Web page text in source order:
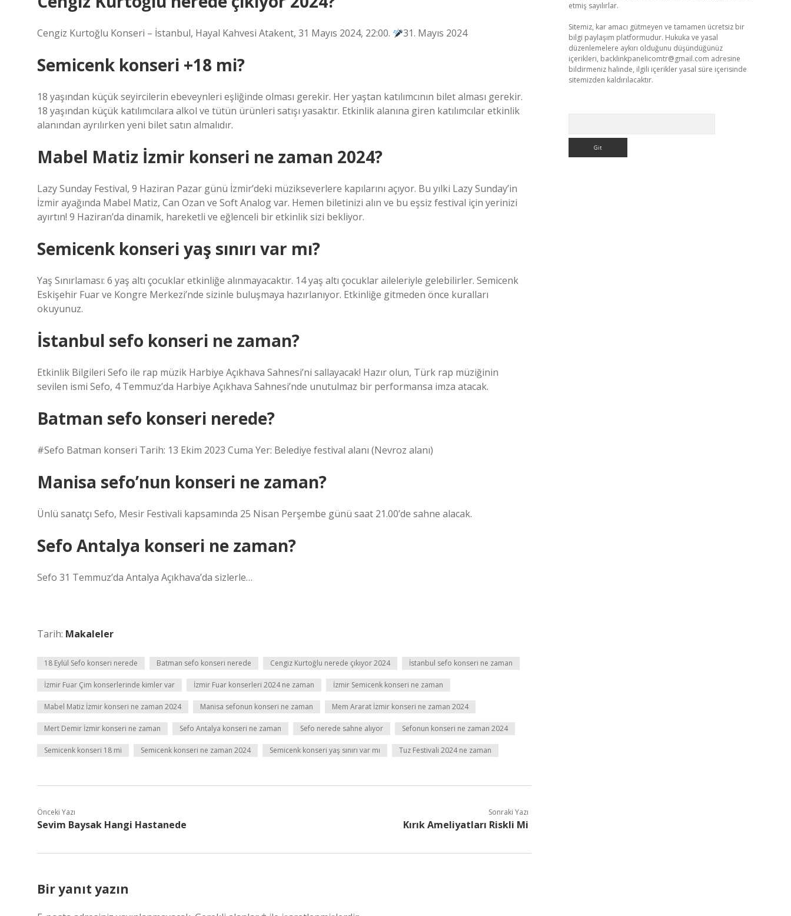
Cengiz Kurtoğlu Konseri – İstanbul, Hayal Kahvesi Atakent, 31 Mayıs 2024, 22:00. 31. Mayıs 2024
Semicenk konseri +18 mi?
18 yaşından küçük seyircilerin ebeveynleri eşliğinde olması gerekir. Her yaştan katılımcının bilet alması gerekir.
18 yaşından küçük katılımcılara alkol ve tütün ürünleri satışı yasaktır. Etkinlik alanına giren katılımcılar etkinlik
alanından ayrılırken yeni bilet satın almalıdır.
Mabel Matiz İzmir konseri ne zaman 2024?
Lazy Sunday Festival, 9 Haziran Pazar günü İzmir’deki müzikseverlere kapılarını açıyor. Bu yılki Lazy Sunday’in
İzmir ayağında Mabel Matiz, Can Ozan ve Soft Analog var. Hemen biletinizi alın ve bu eşsiz festival için yerinizi
ayırtın! 9 Haziran’da dinamik, hareketli ve eğlenceli bir etkinlik sizi bekliyor.
Semicenk konseri yaş sınırı var mı?
Yaş Sınırlaması: 6 yaş altı çocuklar etkinliğe alınmayacaktır. 14 yaş altı çocuklar aileleriyle gelebilirler. Semicenk
Eskişehir Fuar ve Kongre Merkezi’nde sizinle buluşmaya hazırlanıyor. Etkinliğe gitmeden önce kuralları
okuyunuz.
İstanbul sefo konseri ne zaman?
Etkinlik Bilgileri Sefo ile rap müzik Harbiye Açıkhava Sahnesi’ni sallayacak! Hazır olun, Türk rap müziğinin
sevilen ismi Sefo, 4 Temmuz’da Harbiye Açıkhava Sahnesi’nde unutulmaz bir performansa imza atacak.
Batman sefo konseri nerede?
#Sefo Batman konseri Tarih: 13 Ekim 2023 Cuma Yer: Belediye festival alanı (Nevroz alanı)
Manisa sefo’nun konseri ne zaman?
Ünlü sanatçı Sefo, Mesir Festivali kapsamında 25 Nisan Perşembe günü saat 21.00’de sahne alacak.
Sefo Antalya konseri ne zaman?
Sefo 31 Temmuz’da Antalya Açıkhava’da sizlerle…
Tarih: Makaleler
18 Eylül Sefo konseri nerede Batman sefo konseri nerede Cengiz Kurtoğlu nerede çıkıyor 2024 İstanbul sefo konseri ne zaman
İzmir Fuar Çim konserlerinde kimler var İzmir Fuar konserleri 2024 ne zaman İzmir Semicenk konseri ne zaman
Mabel Matiz İzmir konseri ne zaman 2024 Manisa sefonun konseri ne zaman Mem Ararat İzmir konseri ne zaman 2024
Mert Demir İzmir konseri ne zaman Sefo Antalya konseri ne zaman Sefo nerede sahne alıyor Sefonun konseri ne zaman 2024
Semicenk konseri 18 mi Semicenk konseri ne zaman 2024 Semicenk konseri yaş sınırı var mı Tuz Festivali 2024 ne zaman
Önceki Yazı
Sevim Baysak Hangi Hastanede
Sonraki Yazı
Kırık Ameliyatları Riskli Mi
Bir yanıt yazın
etmiş sayılırlar.
Sitemiz, kar amacı gütmeyen ve tamamen ücretsiz bir
bilgi paylaşım platformudur. Hukuka ve yasal
düzenlemelere aykırı olduğunu düşündüğünüz
içerikleri, backlinkpanelicomtr@gmail.com adresine
bildirmeniz halinde, ilgili içerikler yasal süre içerisinde
sitemizden kaldırılacaktır.